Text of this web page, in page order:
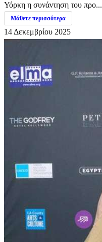
Υόρκη η συνάντηση του προ...
Μάθετε περισσότερα
14 Δεκεμβρίου 2025